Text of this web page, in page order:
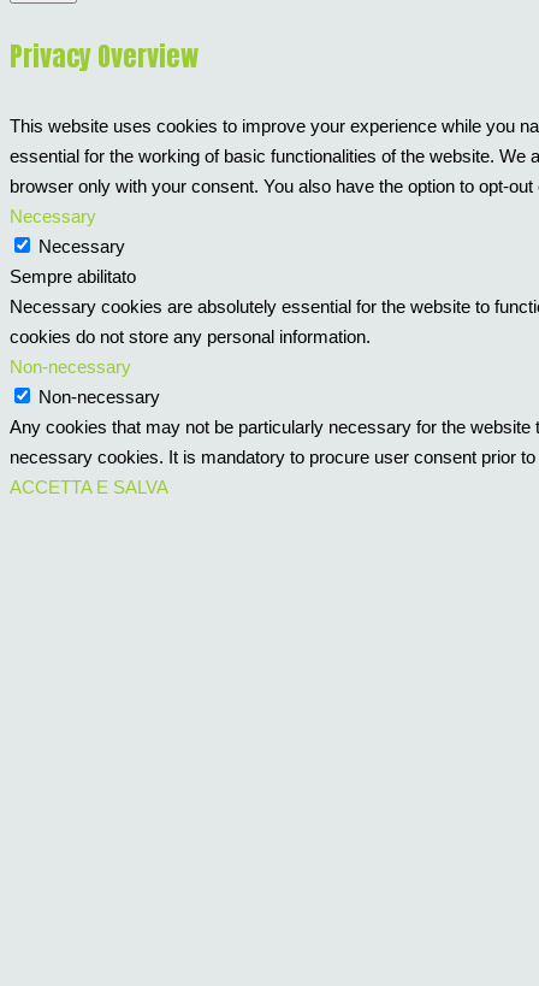
Privacy Overview
This website uses cookies to improve your experience while you
essential for the working of basic functionalities of the website.
browser only with your consent. You also have the option to opt-
Necessary
Necessary
Sempre abilitato
Necessary cookies are absolutely essential for the website to
cookies do not store any personal information.
Non-necessary
Non-necessary
Any cookies that may not be particularly necessary for the
necessary cookies. It is mandatory to procure user consent prior
ACCETTA E SALVA